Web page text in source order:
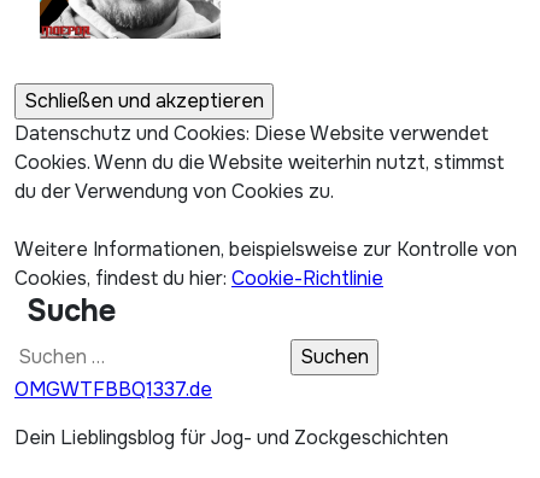
Datenschutz und Cookies: Diese Website verwendet
Cookies. Wenn du die Website weiterhin nutzt, stimmst
du der Verwendung von Cookies zu.
Weitere Informationen, beispielsweise zur Kontrolle von
Cookies, findest du hier: Cookie-Richtlinie
Suche
Suchen
nach:
OMGWTFBBQ1337.de
Dein Lieblingsblog für Jog- und Zockgeschichten